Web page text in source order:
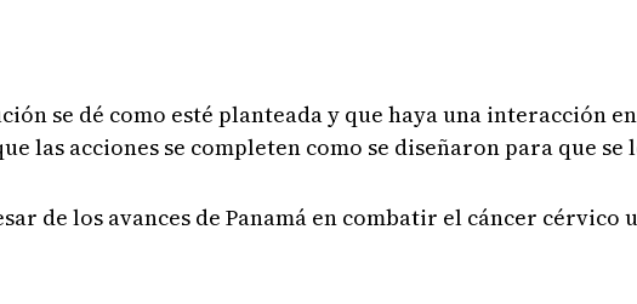
se dé como esté planteada y que haya una interacción
las acciones se completen como se diseñaron para que
de los avances de Panamá en combatir el cáncer cérvico